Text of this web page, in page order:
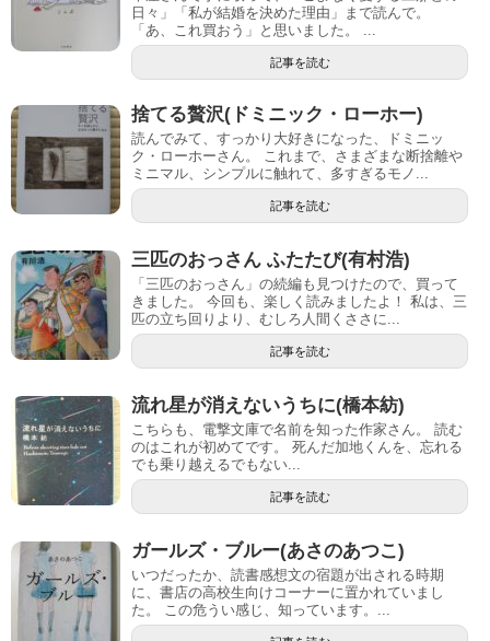
日々」「私が結婚を決めた理由」まで読んで。
「あ、これ買おう」と思いました。 ...
記事を読む
捨てる贅沢(ドミニック・ローホー)
読んでみて、すっかり大好きになった、ドミニッ
ク・ローホーさん。 これまで、さまざまな断捨離や
ミニマル、シンプルに触れて、多すぎるモノ...
記事を読む
三匹のおっさん ふたたび(有村浩)
「三匹のおっさん」の続編も見つけたので、買って
きました。 今回も、楽しく読みましたよ！ 私は、三
匹の立ち回りより、むしろ人間くささに...
記事を読む
流れ星が消えないうちに(橋本紡)
こちらも、電撃文庫で名前を知った作家さん。 読む
のはこれが初めてです。 死んだ加地くんを、忘れる
でも乗り越えるでもない...
記事を読む
ガールズ・ブルー(あさのあつこ)
いつだったか、読書感想文の宿題が出される時期
に、書店の高校生向けコーナーに置かれていまし
た。 この危うい感じ、知っています。...